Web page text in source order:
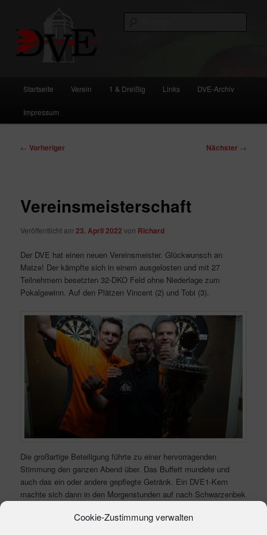
Cookie-Zustimmung verwalten
Inhalt
springenDVE
Startseite Verein 1 & Dreißig Links DVE-Archiv
Impressum
Beitragsnavigation
← Vorheriger Nächster →
Vereinsmeisterschaft
Veröffentlicht am23. April 2022 von Richard
Der DVE hat einen neuen Vereinsmeister. Glückwunsch an
Matze! Der kämpfte sich in einem ausgelosten und mit 27
Teilnehmern besetzten 32-DKO Feld ohne Niederlage zum
Pokalgewinn. Auf den Plätzen Vincent (2) und Tobi (3).
Die großartige Beteiligung führte zu einer hervorragenden
Stimmung den ganzen Abend über. Das Buffett mundete und
auch das ein oder andere gepflegte Getränk. Ein DVE1-Kern
machte sich dann in den Morgenstunden auf nach Schwarzenbek
Redaktionsschluß: 8:3).